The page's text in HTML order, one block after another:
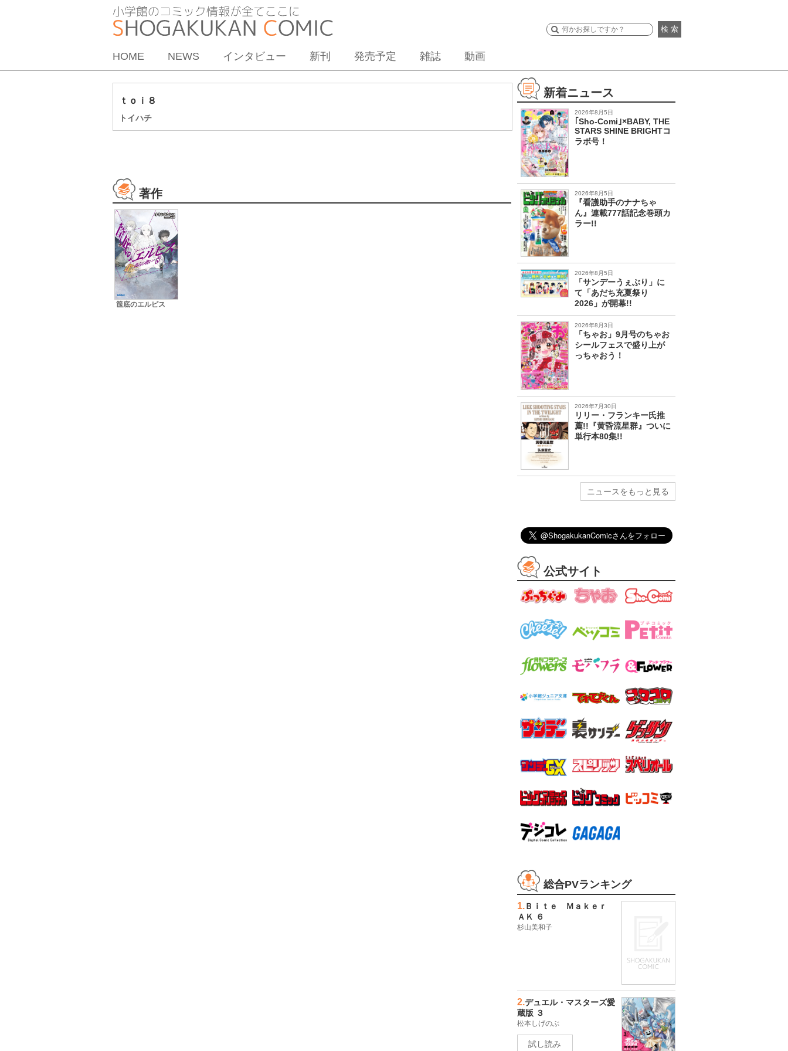
検 索
HOME NEWS インタビュー 新刊 発売予定 雑誌 動画
ｔｏｉ８
トイハチ
著作
筺底のエルピス
新着ニュース
2026年8月5日
｢Sho-Comi｣×BABY, THE
STARS SHINE BRIGHTコ
ラボ号！
2026年8月5日
『看護助手のナナちゃ
ん』連載777話記念巻頭カ
ラー!!
2026年8月5日
「サンデーうぇぶり」に
て「あだち充夏祭り
2026」が開幕!!
2026年8月3日
「ちゃお」9月号のちゃお
シールフェスで盛り上が
っちゃおう！
2026年7月30日
リリー・フランキー氏推
薦!!『黄昏流星群』ついに
単行本80集!!
ニュースをもっと見る
公式サイト
総合PVランキング
1.Ｂｉｔｅ Ｍａｋｅｒ
ＡＫ ６
杉山美和子
2.デュエル・マスターズ愛
蔵版 ３
松本しげのぶ
試し読み